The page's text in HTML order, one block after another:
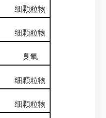
细颗粒物
细颗粒物
臭氧
细颗粒物
细颗粒物